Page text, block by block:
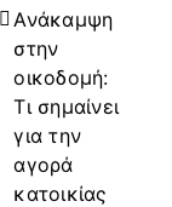
Ανάκαμψη
στην
οικοδομή:
Τι σημαίνει
για την
αγορά
κατοικίας